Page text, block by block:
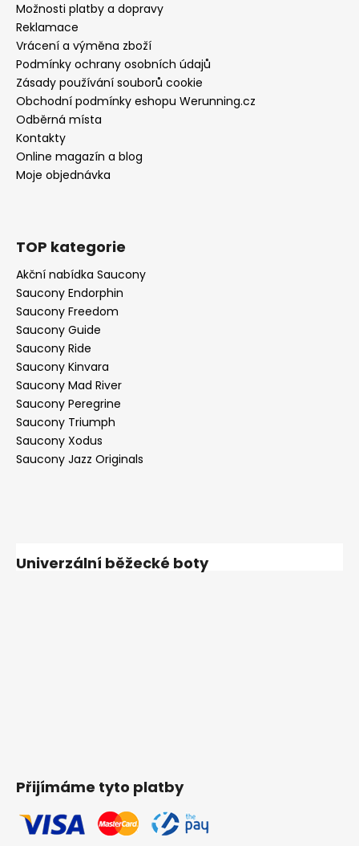
Možnosti platby a dopravy
Reklamace
Vrácení a výměna zboží
Podmínky ochrany osobních údajů
Zásady používání souborů cookie
Obchodní podmínky eshopu Werunning.cz
Odběrná místa
Kontakty
Online magazín a blog
Moje objednávka
TOP kategorie
Akční nabídka Saucony
Saucony Endorphin
Saucony Freedom
Saucony Guide
Saucony Ride
Saucony Kinvara
Saucony Mad River
Saucony Peregrine
Saucony Triumph
Saucony Xodus
Saucony Jazz Originals
Univerzální běžecké boty
Přijímáme tyto platby